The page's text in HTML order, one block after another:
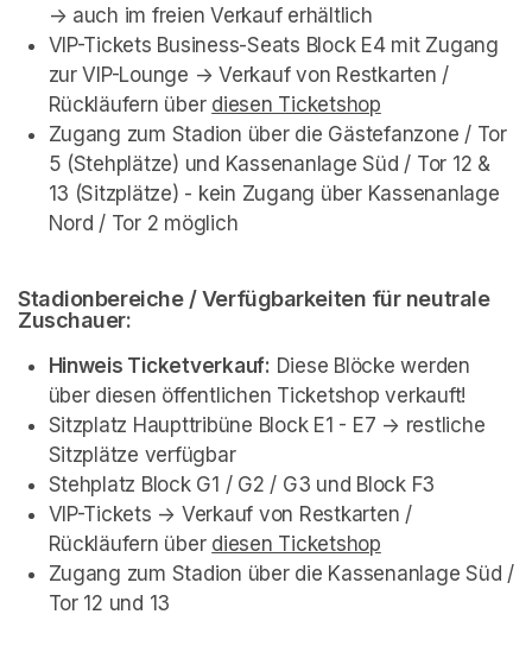
-> auch im freien Verkauf erhältlich
VIP-Tickets Business-Seats Block E4 mit Zugang
zur VIP-Lounge -> Verkauf von Restkarten /
Rückläufern über diesen Ticketshop
Zugang zum Stadion über die Gästefanzone / Tor
5 (Stehplätze) und Kassenanlage Süd / Tor 12 &
13 (Sitzplätze) - kein Zugang über Kassenanlage
Nord / Tor 2 möglich
Stadionbereiche / Verfügbarkeiten für neutrale
Zuschauer:
Hinweis Ticketverkauf: Diese Blöcke werden
über diesen öffentlichen Ticketshop verkauft!
Sitzplatz Haupttribüne Block E1 - E7 -> restliche
Sitzplätze verfügbar
Stehplatz Block G1 / G2 / G3 und Block F3
VIP-Tickets -> Verkauf von Restkarten /
Rückläufern über diesen Ticketshop
Zugang zum Stadion über die Kassenanlage Süd /
Tor 12 und 13